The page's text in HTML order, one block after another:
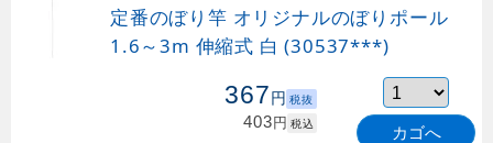
定番のぼり竿 オリジナルのぼりポール
1.6～3m 伸縮式 白 (30537***)
367円 税抜
403円 税込 カゴへ